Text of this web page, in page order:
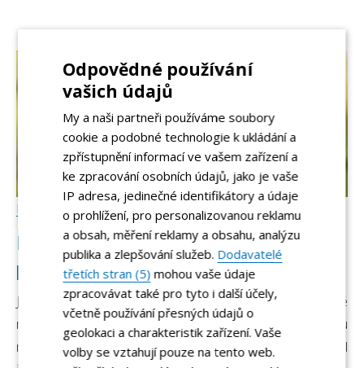
Příběh makléře Felixe 16. 9. 2021
Příběh makléře Felixe – 4. díl: Můj
první prodej
Jak jsem získal svoji první nemovitost? Obrátil se na mě
můj kamarád s tím, že pronajímá byt, ale už nějakou dobu
má problémy s nájemníky. Ptal se mě, jestli bych mu mohl
Odpovědné používání
vašich údajů
My a naši partneři používáme soubory
cookie a podobné technologie k ukládání a
zpřístupnění informací ve vašem zařízení a
ke zpracování osobních údajů, jako je vaše
IP adresa, jedinečné identifikátory a údaje
o prohlížení, pro personalizovanou reklamu
a obsah, měření reklamy a obsahu, analýzu
publika a zlepšování služeb. Dodavatelé
třetích stran (5) mohou vaše údaje
zpracovávat také pro tyto i další účely,
včetně používání přesných údajů o
geolokaci a charakteristik zařízení. Vaše
volby se vztahují pouze na tento web.